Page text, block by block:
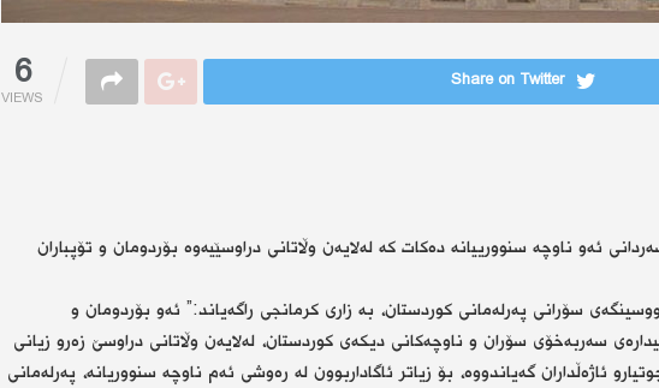
6
VIEWS
Share on Twitter
ئەو ناوچە سنوورییانە دەكات كە لەلایەن وڵاتانی دراوسێیەوە بۆردومان و تۆپباران
سۆرانی پەرلەمانی كوردستان، بە زاری كرمانجی راگەیاند:” ئەو بۆردومان و
سەربەخۆی سۆران و ناوچەكانی دیكەی كوردستان، لەلایەن وڵاتانی دراوسێ‌ زەرو زیانی
ئاژەڵداران گەیاندووە، بۆ زیاتر ئاگاداربوون لە رەوشی ئەم ناوچە سنووریانە، پەرلەمانی